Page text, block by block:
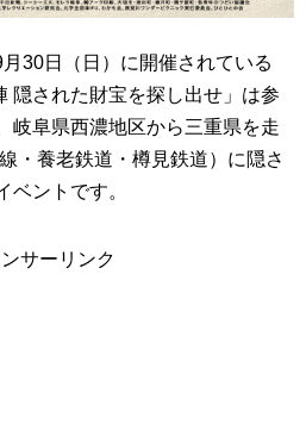
30日（日）に開催されている
隠された財宝を探し出せ」は参
岐阜県西濃地区から三重県を走
・養老鉄道・樽見鉄道）に隠さ
ベントです。
サーリンク